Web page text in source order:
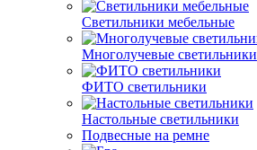
Светильники мебельные
Многолучевые светильники
ФИТО светильники
Настольные светильники
Подвесные на ремне